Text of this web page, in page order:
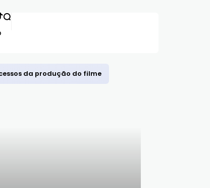
da produção do filme